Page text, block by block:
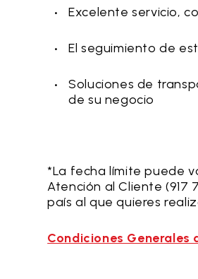
Excelente servicio,
El seguimiento de
Soluciones de
de su negocio
*La fecha límite puede
Atención al Cliente
país al que quieres
Condiciones Generales